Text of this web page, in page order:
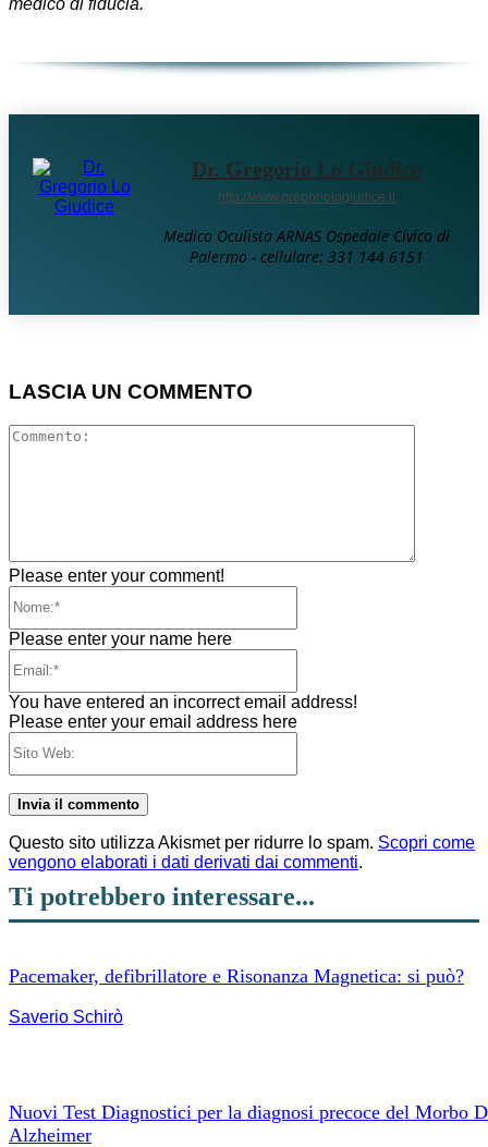
medico di fiducia.
Dr. Gregorio Lo Giudice
http://www.gregoriologiudice.it
Medico Oculista ARNAS Ospedale Civico di
Palermo - cellulare: 331 144 6151
LASCIA UN COMMENTO
Please enter your comment!
Please enter your name here
You have entered an incorrect email address!
Please enter your email address here
Questo sito utilizza Akismet per ridurre lo spam. Scopri come
vengono elaborati i dati derivati dai commenti.
Ti potrebbero interessare...
Pacemaker, defibrillatore e Risonanza Magnetica: si può?
Saverio Schirò
Nuovi Test Diagnostici per la diagnosi precoce del Morbo
Alzheimer